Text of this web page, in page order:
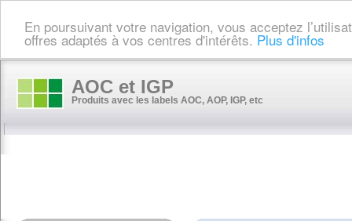
En poursuivant votre navigation, vous acceptez
offres adaptés à vos centres d'intérêts. Plus d'infos
AOC et IGP
Produits avec les labels AOC, AOP, IGP, etc